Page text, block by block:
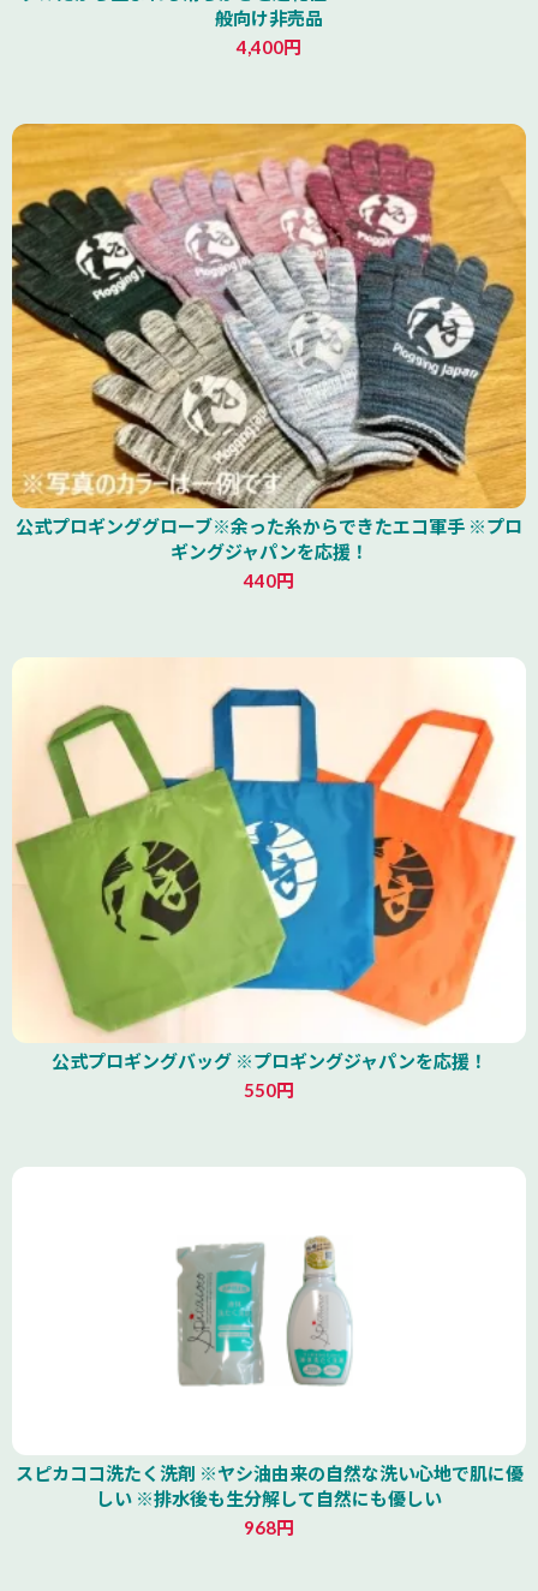
般向け非売品
4,400円
公式プロギンググローブ※余った糸からできたエコ軍手 ※プロ
ギングジャパンを応援！
440円
公式プロギングバッグ ※プロギングジャパンを応援！
550円
スピカココ洗たく洗剤 ※ヤシ油由来の自然な洗い心地で肌に優
しい ※排水後も生分解して自然にも優しい
968円